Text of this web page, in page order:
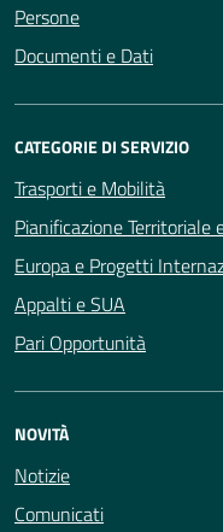
Persone
Documenti e Dati
CATEGORIE DI SERVIZIO
Trasporti e Mobilità
Pianificazione Territoriale
Europa e Progetti
Appalti e SUA
Pari Opportunità
NOVITÀ
Notizie
Comunicati